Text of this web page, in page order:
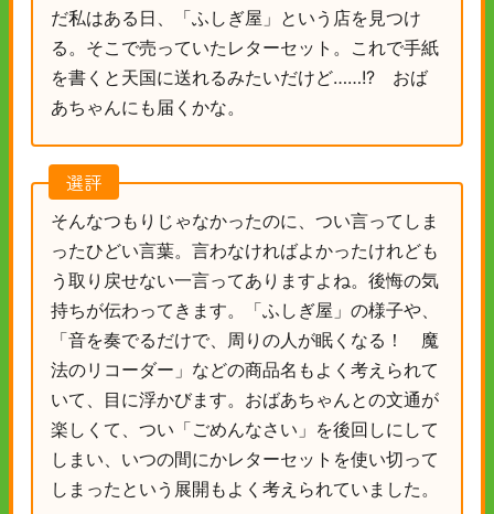
だ私はある日、「ふしぎ屋」という店を見つけ
る。そこで売っていたレターセット。これで手紙
を書くと天国に送れるみたいだけど……!? おば
あちゃんにも届くかな。
選評
そんなつもりじゃなかったのに、つい言ってしま
ったひどい言葉。言わなければよかったけれども
う取り戻せない一言ってありますよね。後悔の気
持ちが伝わってきます。「ふしぎ屋」の様子や、
「音を奏でるだけで、周りの人が眠くなる！ 魔
法のリコーダー」などの商品名もよく考えられて
いて、目に浮かびます。おばあちゃんとの文通が
楽しくて、つい「ごめんなさい」を後回しにして
しまい、いつの間にかレターセットを使い切って
しまったという展開もよく考えられていました。